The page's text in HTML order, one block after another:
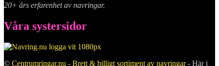
20+ års erfarenhet av navringar.
Våra systersidor
© Centrumringar.nu - Brett & billigt sortiment av navringar- Här i